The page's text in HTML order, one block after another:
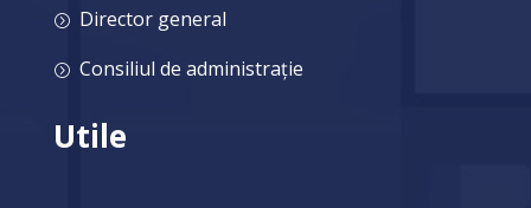
= Director general
= Consiliul de administrație
Utile